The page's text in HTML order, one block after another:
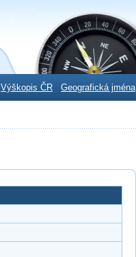
Výškopis ČR Geografická jména